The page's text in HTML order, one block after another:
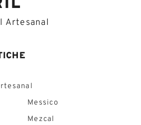
Artesanal
Messico
Mezcal